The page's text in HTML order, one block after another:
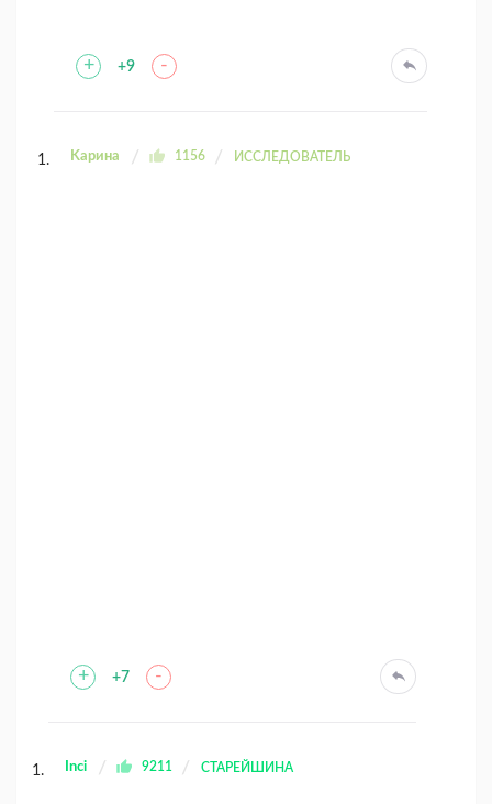
+ +9 -
Kaрина 1156 ИССЛЕДОВАТЕЛЬ
+ +7 -
Inci 9211 СТАРЕЙШИНА